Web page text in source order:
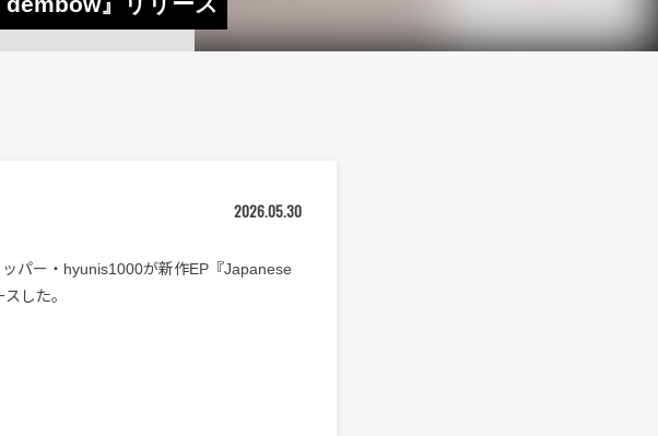
2026.05.30
パー・hyunis1000が新作EP『Japanese
した。